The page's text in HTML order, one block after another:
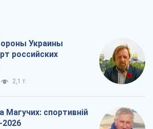
Украины
российских
2,1 т.
Магучих: спортивній
2026